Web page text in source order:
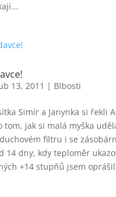
13, 2011 | Blbosti
Simír a Janynka si řekli
tom, jak si malá myška
filtru i se
14 dny, kdy teploměr
+14 stupňů jsem oprášil